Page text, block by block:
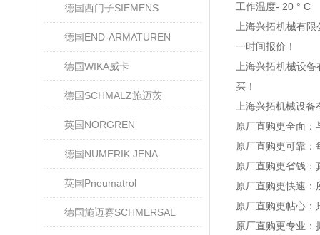
德国西门子SIEMENS
德国END-ARMATUREN
德国WIKA威卡
德国SCHMALZ施迈茨
英国NORGREN
德国NUMERIK JENA
英国Pneumatrol
德国施迈赛SCHMERSAL
工作温度- 20 ° C
上海兴拓机械有
一时间报价！
上海兴拓机械设
买！
上海兴拓机械设
原厂直购更全面
原厂直购更可靠
原厂直购更省钱
原厂直购更快速
原厂直购更帖心
原厂直购更专业